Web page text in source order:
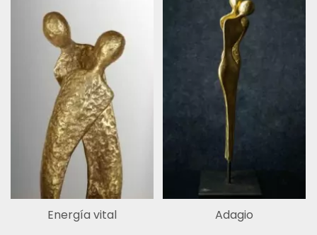
Energía vital Adagio
Facebook
LinkedIn
Pinterest Hilos
2026 Liselotte Andersen |
Información legal.